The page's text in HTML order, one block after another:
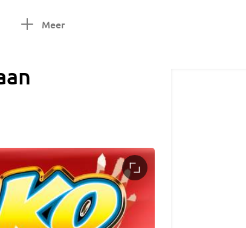
Meer